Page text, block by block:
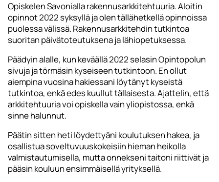
Opiskelen Savonialla rakennusarkkitehtuuria. Aloitin
opinnot 2022 syksyllä ja olen tällähetkellä opinnoissa
puolessa välissä. Rakennusarkkitehdin tutkintoa
suoritan päivätoteutuksena ja lähiopetuksessa.
Päädyin alalle, kun keväällä 2022 selasin Opintopolun
sivuja ja törmäsin kyseiseen tutkintoon. En ollut
aiempina vuosina hakiessani löytänyt kyseistä
tutkintoa, enkä edes kuullut tällaisesta. Ajattelin, että
arkkitehtuuria voi opiskella vain yliopistossa, enkä
sinne halunnut.
Päätin sitten heti löydettyäni koulutuksen hakea, ja
osallistua soveltuvuuskokeisiin hieman heikolla
valmistautumisella, mutta onnekseni taitoni riittivät ja
pääsin kouluun ensimmäisellä yrityksellä.